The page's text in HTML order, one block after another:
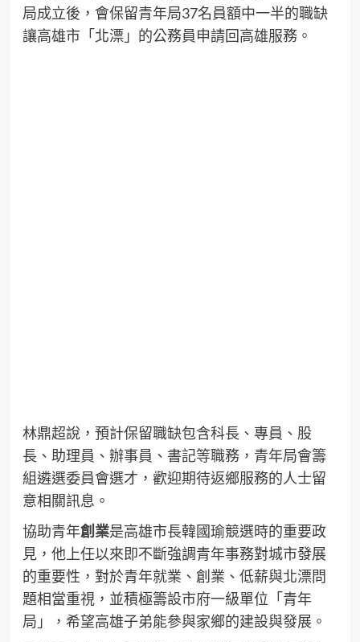
局成立後，會保留青年局37名員額中一半的職缺
讓高雄市「北漂」的公務員申請回高雄服務。
林鼎超說，預計保留職缺包含科長、專員、股
長、助理員、辦事員、書記等職務，青年局會籌
組遴選委員會選才，歡迎期待返鄉服務的人士留
意相關訊息。
協助青年創業是高雄市長韓國瑜競選時的重要政
見，他上任以來即不斷強調青年事務對城市發展
的重要性，對於青年就業、創業、低薪與北漂問
題相當重視，並積極籌設市府一級單位「青年
局」，希望高雄子弟能參與家鄉的建設與發展。